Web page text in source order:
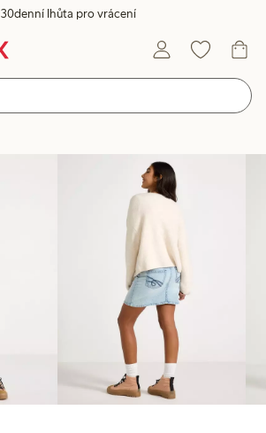
30denní lhůta pro vrácení